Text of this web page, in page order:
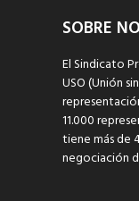
SOBRE
El Sindicato
USO (Unión
11.000
tiene más de
negociación